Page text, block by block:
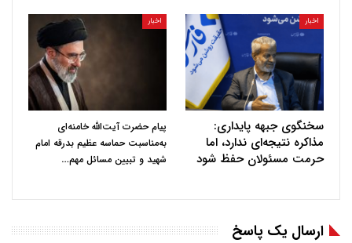
اخبار
سخنگوی جبهه پایداری:
مذاکره نتیجه‌ای ندارد، اما
حرمت مسئولان حفظ شود
اخبار
پیام حضرت آیت‌الله خامنه‌ای
به‌مناسبت حماسه عظیم بدرقه امام
شهید و تبیین مسائل مهم…
ارسال یک پاسخ